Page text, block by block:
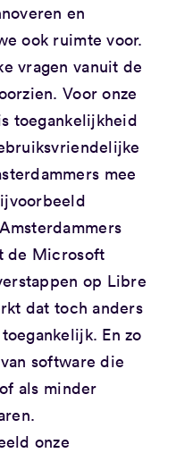
en
ook ruimte voor.
vragen vanuit de
Voor onze
toegankelijkheid
mee
de Microsoft
op Libre
dat toch anders
En zo
software die
als minder
onze